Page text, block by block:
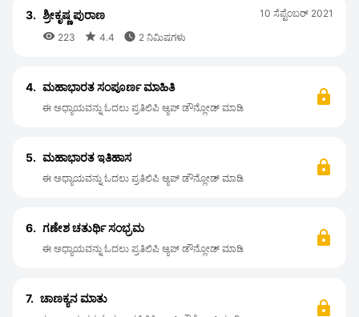
3. ಶ್ರೀಕೃಷ್ಣ ಪುರಾಣ
 223  4.4  2 ನಿಮಿಷಗಳು
10 ಸೆಪ್ಟೆಂಬರ್ 2021
4. ಮಹಾಭಾರತ ಸಂಪೂರ್ಣ ಮಾಹಿತಿ
ಈ ಅಧ್ಯಾಯವನ್ನು ಓದಲು ಪ್ರತಿಲಿಪಿ ಆ್ಯಪ್ ಡೌನ್ಲೋಡ್ ಮಾಡಿ
5. ಮಹಾಭಾರತ ಇತಿಹಾಸ
ಈ ಅಧ್ಯಾಯವನ್ನು ಓದಲು ಪ್ರತಿಲಿಪಿ ಆ್ಯಪ್ ಡೌನ್ಲೋಡ್ ಮಾಡಿ
6. ಗಣೇಶ ಚತುರ್ಥಿ ಸಂಭ್ರಮ
ಈ ಅಧ್ಯಾಯವನ್ನು ಓದಲು ಪ್ರತಿಲಿಪಿ ಆ್ಯಪ್ ಡೌನ್ಲೋಡ್ ಮಾಡಿ
7. ಚಾಣಕ್ಯನ ಮಾತು